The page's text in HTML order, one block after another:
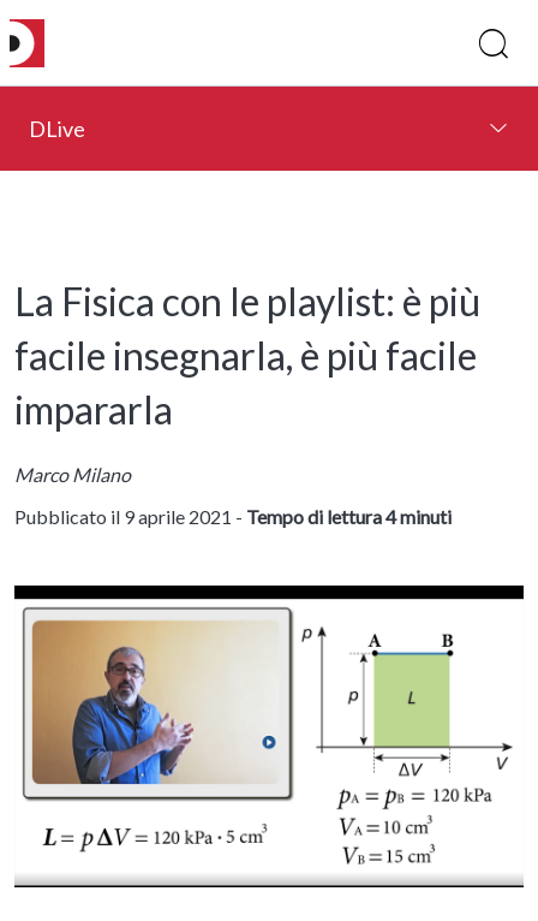
DLive
La Fisica con le playlist: è più
facile insegnarla, è più facile
impararla
Marco Milano
Pubblicato il 9 aprile 2021 - Tempo di lettura 4 minuti